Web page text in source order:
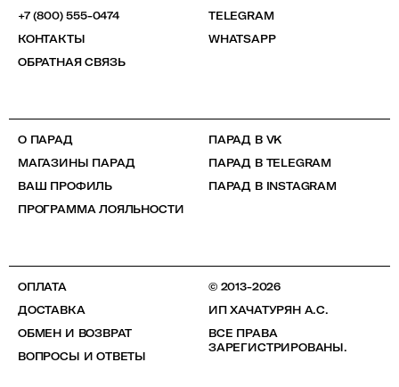
+7 (800) 555-0474
КОНТАКТЫ
ОБРАТНАЯ СВЯЗЬ
TELEGRAM
WHATSAPP
О ПАРАД
МАГАЗИНЫ ПАРАД
ВАШ ПРОФИЛЬ
ПРОГРАММА ЛОЯЛЬНОСТИ
ПАРАД В VK
ПАРАД В TELEGRAM
ПАРАД В INSTAGRAM
ОПЛАТА
ДОСТАВКА
ОБМЕН И ВОЗВРАТ
ВОПРОСЫ И ОТВЕТЫ
© 2013-2026
ИП ХАЧАТУРЯН А.С.
ВСЕ ПРАВА
ЗАРЕГИСТРИРОВАНЫ.